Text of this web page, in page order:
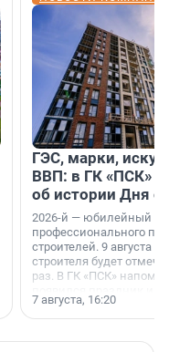
ГЭС, марки,
ВВП: в ГК «ПСК»
об истории Дня
2026-й — юбилейный
профессионального
строителей. 9 августа
строителя будет
раз. В ГК «ПСК»
поменялась роль
7 августа, 16:20